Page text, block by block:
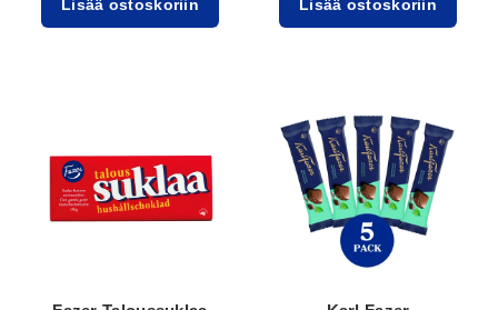
Lisää ostoskoriin Lisää ostoskoriin